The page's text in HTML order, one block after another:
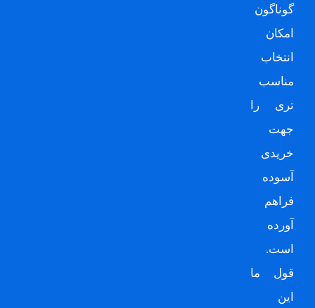
گوناگون
امکان
انتخاب
مناسب
تری را
جهت
خریدی
آسوده
فراهم
آورده
است.
قول ما
این